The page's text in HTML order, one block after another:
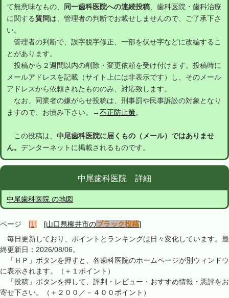
て無意味なもの、
同一歯科医院への連続投稿、歯科医院・歯科治療
に関する質問は、管理者の判断でお載せしませんので、ご了承下さ
い。
管理者の判断で、誤字脱字修正、一部を伏せ字などに改編するこ
とがあります。
投稿から２週間以内の削除・変更依頼を受け付けます。投稿時に
メールアドレスを記載（サイト上には非表示です）し、そのメール
アドレスから依頼されたもののみ、対応致します。
なお、同業者の嫌がらせ投稿は、刑事罰や民事訴訟の対象となり
ますので、お慎み下さい。→不正防止策。
この投稿は、 中尾歯科医院に届くもの（メール）ではありませ
ん。 デンターネットに掲載されるものです。
中尾歯科医院 詳細
中尾歯科医院 の地図
ページ [1] [山口県柳井市のブラック投稿]
毎日更新しており、ポイントとランキングは日々変化しています。最
終更新日：2026/08/06。
「ＨＰ」ボタンを押すと、各歯科医院のホームページが別ウィンドウ
に表示されます。（＋１ポイント）
「投稿」ボタンを押して、評判・レビュー・おすすめ情報・悪評をお
寄せ下さい。（＋２００／－４００ポイント）